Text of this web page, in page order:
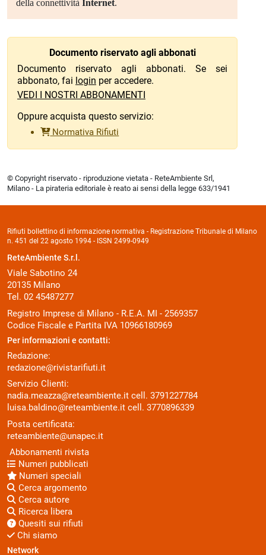
della connettività Internet.
Documento riservato agli abbonati
Documento riservato agli abbonati. Se sei
abbonato, fai login per accedere.
VEDI I NOSTRI ABBONAMENTI
Oppure acquista questo servizio:
Normativa Rifiuti
© Copyright riservato - riproduzione vietata - ReteAmbiente Srl,
Milano - La pirateria editoriale è reato ai sensi della legge 633/1941
Rifiuti bollettino di informazione normativa - Registrazione Tribunale di Milano
n. 451 del 22 agosto 1994 - ISSN 2499-0949
ReteAmbiente S.r.l.
Viale Sabotino 24
20135 Milano
Tel. 02 45487277
Registro Imprese di Milano - R.E.A. MI - 2569357
Codice Fiscale e Partita IVA 10966180969
Per informazioni e contatti:
Redazione:
redazione@rivistarifiuti.it
Servizio Clienti:
nadia.meazza@reteambiente.it cell. 3791227784
luisa.baldino@reteambiente.it cell. 3770896339
Posta certificata:
reteambiente@unapec.it
Abbonamenti rivista
Numeri pubblicati
Numeri speciali
Cerca argomento
Cerca autore
Ricerca libera
Quesiti sui rifiuti
Chi siamo
Network